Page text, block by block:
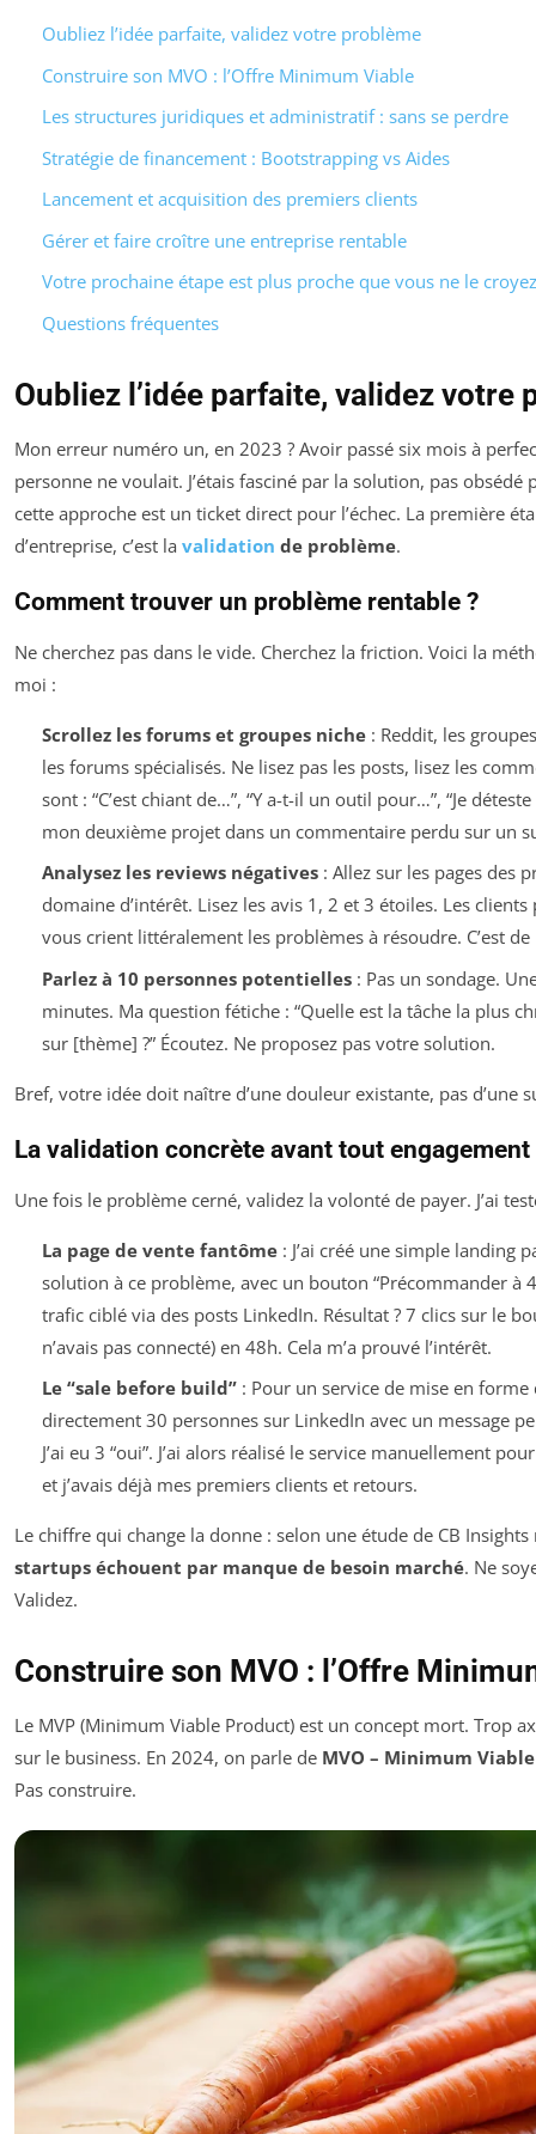
Oubliez l’idée parfaite, validez votre problème
Construire son MVO : l’Offre Minimum Viable
Les structures juridiques et administratif : sans se perdre
Stratégie de financement : Bootstrapping vs Aides
Lancement et acquisition des premiers clients
Gérer et faire croître une entreprise rentable
Votre prochaine étape est plus proche que vous ne le croyez
Questions fréquentes
Oubliez l’idée parfaite, validez votre
Mon erreur numéro un, en 2023 ? Avoir passé six mois à
personne ne voulait. J’étais fasciné par la solution, pas
cette approche est un ticket direct pour l’échec. La première
d’entreprise, c’est la validation de problème.
Comment trouver un problème rentable ?
Ne cherchez pas dans le vide. Cherchez la friction. Voici la
moi :
Scrollez les forums et groupes niche: Reddit, les
les forums spécialisés. Ne lisez pas les posts, lisez les
sont : “C’est chiant de…”, “Y a-t-il un outil pour…”, “Je
mon deuxième projet dans un commentaire perdu sur un
Analysez les reviews négatives: Allez sur les pages des
domaine d’intérêt. Lisez les avis 1, 2 et 3 étoiles. Les
vous crient littéralement les problèmes à résoudre. C’est de
Parlez à 10 personnes potentielles: Pas un sondage.
minutes. Ma question fétiche : “Quelle est la tâche la plus
sur [thème] ?” Écoutez. Ne proposez pas votre solution.
Bref, votre idée doit naître d’une douleur existante, pas d’une
La validation concrète avant tout engagement
Une fois le problème cerné, validez la volonté de payer. J’ai
La page de vente fantôme: J’ai créé une simple landing
solution à ce problème, avec un bouton “Précommander à
trafic ciblé via des posts LinkedIn. Résultat ? 7 clics sur le
n’avais pas connecté) en 48h. Cela m’a prouvé l’intérêt.
Le “sale before build”: Pour un service de mise en forme
directement 30 personnes sur LinkedIn avec un message
J’ai eu 3 “oui”. J’ai alors réalisé le service manuellement
et j’avais déjà mes premiers clients et retours.
Le chiffre qui change la donne : selon une étude de CB
startups échouent par manque de besoin marché. Ne
Validez.
Construire son MVO : l’Offre
Le MVP (Minimum Viable Product) est un concept mort. Trop
sur le business. En 2024, on parle de MVO – Minimum
Pas construire.